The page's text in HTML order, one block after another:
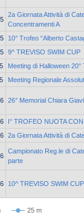
2a Giornata Attività di
Concentramenti A
10° Trofeo “Alberto
9^ TREVISO SWIM CUP
Meeting di Halloween
Meeting Regionale
26° Memorial Chiara
I° TROFEO NUOTA
2a Giornata Attività di
Campionato Reg.le di
parte
10^ TREVISO SWIM CUP
25 m